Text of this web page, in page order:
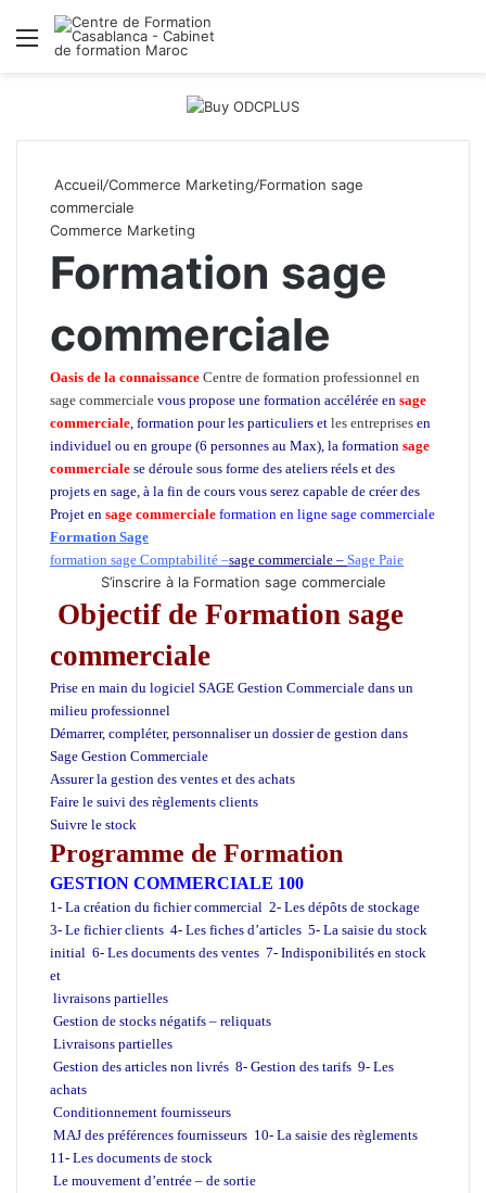
Menu
Accueil/Commerce Marketing/Formation sage
commerciale
Commerce Marketing
Formation sage
commerciale
Oasis de la connaissance Centre de formation professionnel en
sage commerciale vous propose une formation accélérée en sage
commerciale , formation pour les particuliers et les entreprises en
individuel ou en groupe (6 personnes au Max), la formation sage
commerciale se déroule sous forme des ateliers réels et des
projets en sage, à la fin de cours vous serez capable de créer des
Projet en sage commerciale formation en ligne sage commerciale
Formation Sage
formation sage Comptabilité –sage commerciale – Sage Paie
S’inscrire à la Formation sage commerciale
Objectif de Formation sage
commerciale
Prise en main du logiciel SAGE Gestion Commerciale dans un
milieu professionnel
Démarrer, compléter, personnaliser un dossier de gestion dans
Sage Gestion Commerciale
Assurer la gestion des ventes et des achats
Faire le suivi des règlements clients
Suivre le stock
Programme de Formation
GESTION COMMERCIALE 100
1- La création du fichier commercial 2- Les dépôts de stockage
3- Le fichier clients 4- Les fiches d’articles 5- La saisie du stock
initial 6- Les documents des ventes 7- Indisponibilités en stock
et
livraisons partielles
Gestion de stocks négatifs – reliquats
Livraisons partielles
Gestion des articles non livrés 8- Gestion des tarifs 9- Les
achats
Conditionnement fournisseurs
MAJ des préférences fournisseurs 10- La saisie des règlements
11- Les documents de stock
Le mouvement d’entrée – de sortie